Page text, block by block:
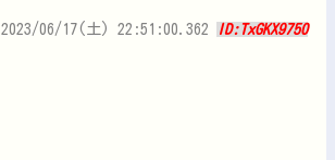
2023/06/17(土) 22:51:00.362 ID:TxGKX9750